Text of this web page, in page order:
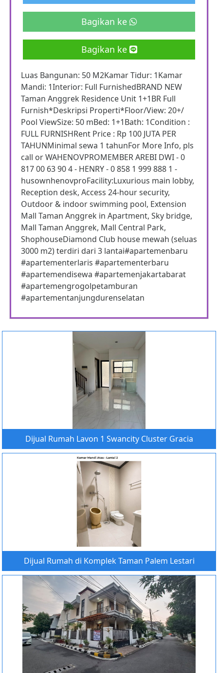
Bagikan ke
Bagikan ke
Luas Bangunan: 50 M2Kamar Tidur: 1Kamar
Mandi: 1Interior: Full FurnishedBRAND NEW
Taman Anggrek Residence Unit 1+1BR Full
Furnish*Deskripsi Properti*Floor/View: 20+/
Pool ViewSize: 50 mBed: 1+1Bath: 1Condition :
FULL FURNISHRent Price : Rp 100 JUTA PER
TAHUNMinimal sewa 1 tahunFor More Info, pls
call or WAHENOVPROMEMBER AREBI DWI - 0
817 00 63 90 4 - HENRY - 0 858 1 999 888 1 -
husownhenovproFacility:Luxurious main lobby,
Reception desk, Access 24-hour security,
Outdoor & indoor swimming pool, Extension
Mall Taman Anggrek in Apartment, Sky bridge,
Mall Taman Anggrek, Mall Central Park,
ShophouseDiamond Club house mewah (seluas
3000 m2) terdiri dari 3 lantai#apartemenbaru
#apartementerlaris #apartementerbaru
#apartemendisewa #apartemenjakartabarat
#apartemengrogolpetamburan
#apartementanjungdurenselatan
Dijual Rumah Lavon 1 Swancity Cluster Gracia
Dijual Rumah di Komplek Taman Palem Lestari